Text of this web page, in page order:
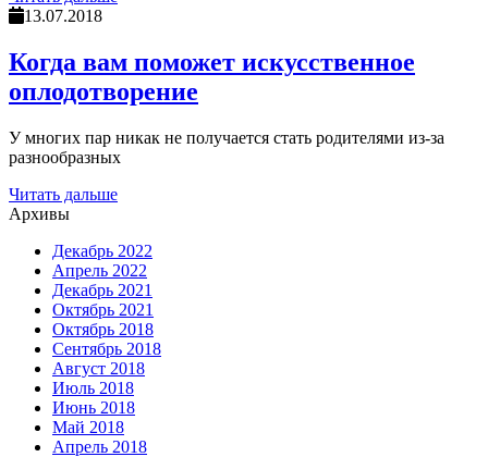
13.07.2018
Когда вам поможет искусственное
оплодотворение
У многих пар никак не получается стать родителями из-за
разнообразных
Читать дальше
Архивы
Декабрь 2022
Апрель 2022
Декабрь 2021
Октябрь 2021
Октябрь 2018
Сентябрь 2018
Август 2018
Июль 2018
Июнь 2018
Май 2018
Апрель 2018